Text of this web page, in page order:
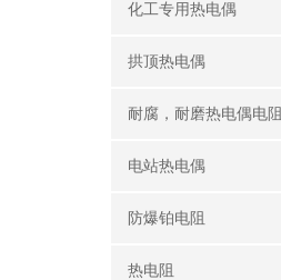
化工专用热电偶
拱顶热电偶
耐腐，耐磨热电偶电阻
电站热电偶
防爆铂电阻
热电阻